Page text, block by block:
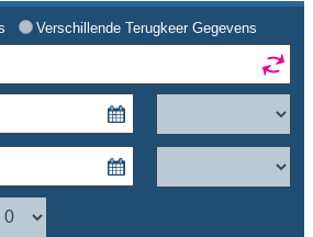
Verschillende Terugkeer Gegevens